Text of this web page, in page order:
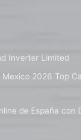
Inverter Limited
2026 Top
de España con